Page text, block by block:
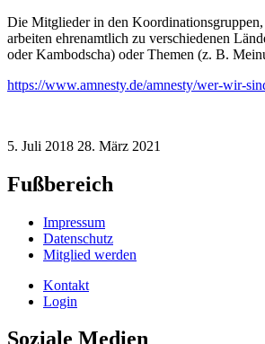
Die Mitglieder in den
arbeiten ehrenamtlich zu verschiedenen
oder Kambodscha) oder Themen (z. B.
https://www.amnesty.de/amnesty/wer-wir-
5. Juli 2018 28. März 2021
Fußbereich
Impressum
Datenschutz
Mitglied werden
Kontakt
Login
Soziale Medien